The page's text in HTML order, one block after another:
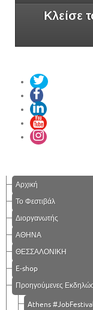
Κλείσε
Αρχική
Το Φεστιβάλ
Διοργανωτής
ΑΘΗΝΑ
ΘΕΣΣΑΛΟΝΙΚΗ
E-shop
Προηγούμενες
Athens